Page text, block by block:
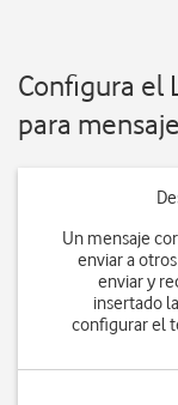
Configura el
para
Un mensaje
enviar a
enviar y
insertado
configurar el